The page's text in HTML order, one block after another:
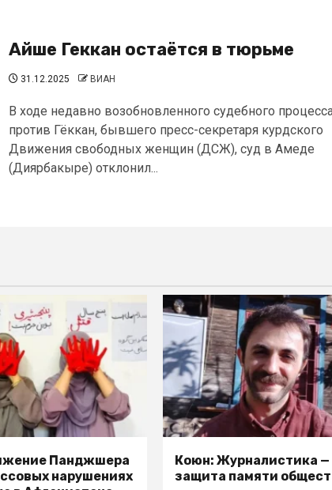
Айше Геккан остаётся в тюрьме
31.12.2025 ВИАН
В ходе недавно возобновленного судебного
против Гёккан, бывшего пресс-секретаря курдского
Движения свободных женщин (ДСЖ), суд в Амеде
(Диярбакыре) отклонил...
Панджшера
нарушениях
Коюн: Журналистика —
защита памяти